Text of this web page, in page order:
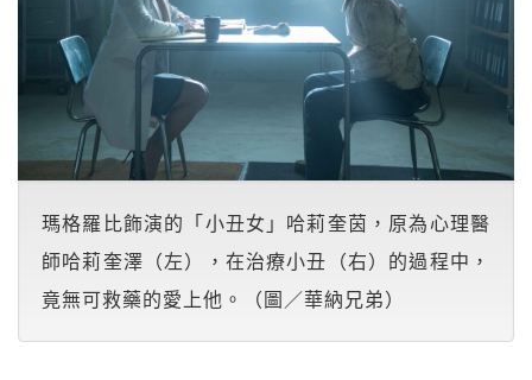
瑪格羅比飾演的「小丑女」哈莉奎茵，原為心理醫
師哈莉奎澤（左），在治療小丑（右）的過程中，
竟無可救藥的愛上他。（圖／華納兄弟）